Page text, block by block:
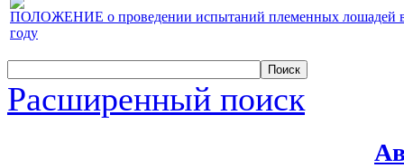
ПОЛОЖЕНИЕ о проведении испытаний племенных лошадей
году
Расширенный поиск